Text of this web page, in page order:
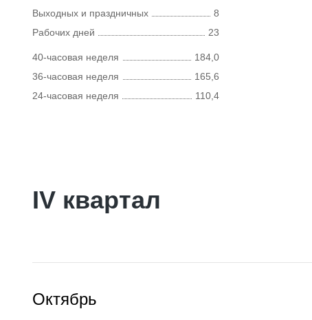
Выходных и праздничных
8
Рабочих дней
23
40-часовая неделя
184,0
36-часовая неделя
165,6
24-часовая неделя
110,4
IV квартал
Октябрь